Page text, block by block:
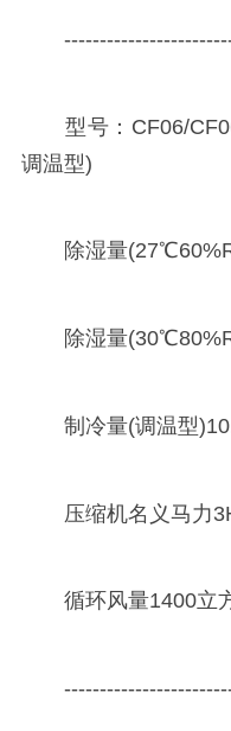
型号：CF06/
调温型)
除湿量
除湿量
制冷量(调温型
压缩机名义马力
循环风量1400立